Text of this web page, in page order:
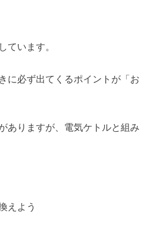
ています。
に必ず出てくるポイントが「お
ありますが、電気ケトルと組み
えよう